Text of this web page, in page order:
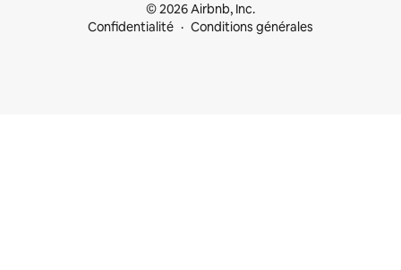
© 2026 Airbnb, Inc.
Confidentialité
Conditions générales